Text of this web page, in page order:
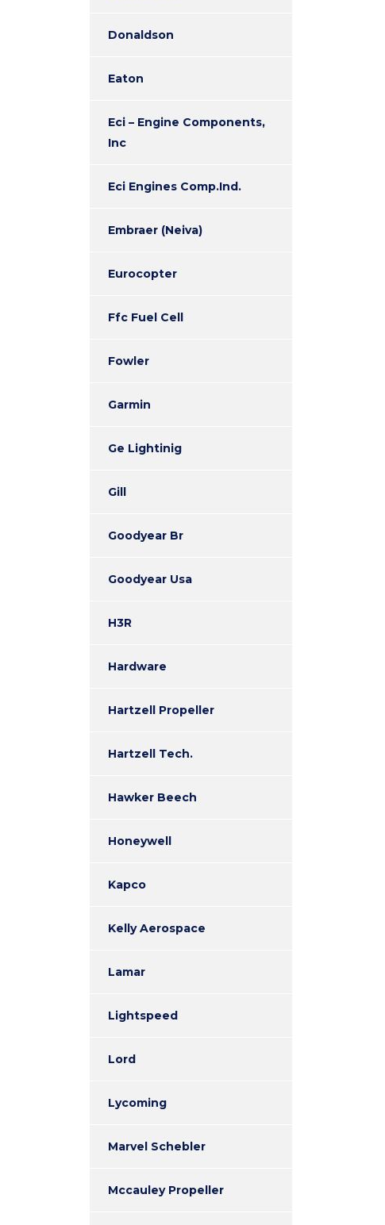
Donaldson
Eaton
Eci – Engine Components,
Inc
Eci Engines Comp.Ind.
Embraer (Neiva)
Eurocopter
Ffc Fuel Cell
Fowler
Garmin
Ge Lightinig
Gill
Goodyear Br
Goodyear Usa
H3R
Hardware
Hartzell Propeller
Hartzell Tech.
Hawker Beech
Honeywell
Kapco
Kelly Aerospace
Lamar
Lightspeed
Lord
Lycoming
Marvel Schebler
Mccauley Propeller